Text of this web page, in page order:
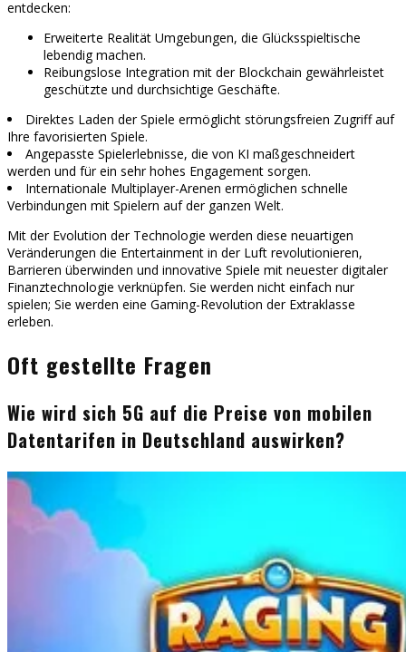
entdecken:
Erweiterte Realität Umgebungen, die Glücksspieltische
lebendig machen.
Reibungslose Integration mit der Blockchain gewährleistet
geschützte und durchsichtige Geschäfte.
Direktes Laden der Spiele ermöglicht störungsfreien Zugriff auf
Ihre favorisierten Spiele.
Angepasste Spielerlebnisse, die von KI maßgeschneidert
werden und für ein sehr hohes Engagement sorgen.
Internationale Multiplayer-Arenen ermöglichen schnelle
Verbindungen mit Spielern auf der ganzen Welt.
Mit der Evolution der Technologie werden diese neuartigen
Veränderungen die Entertainment in der Luft revolutionieren,
Barrieren überwinden und innovative Spiele mit neuester digitaler
Finanztechnologie verknüpfen. Sie werden nicht einfach nur
spielen; Sie werden eine Gaming-Revolution der Extraklasse
erleben.
Oft gestellte Fragen
Wie wird sich 5G auf die Preise von mobilen
Datentarifen in Deutschland auswirken?